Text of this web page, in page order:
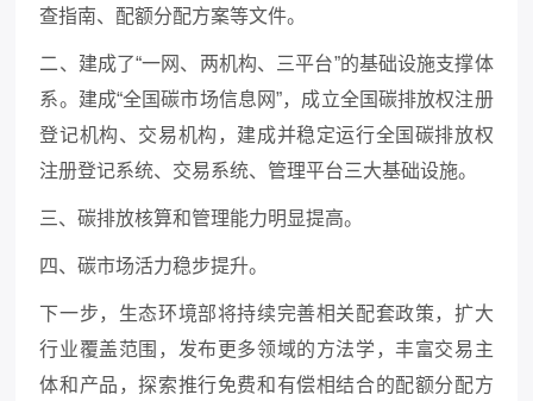
查指南、配额分配方案等文件。
二、建成了“一网、两机构、三平台”的基础设施支撑体
系。建成“全国碳市场信息网”，成立全国碳排放权注册
登记机构、交易机构，建成并稳定运行全国碳排放权
注册登记系统、交易系统、管理平台三大基础设施。
三、碳排放核算和管理能力明显提高。
四、碳市场活力稳步提升。
下一步，生态环境部将持续完善相关配套政策，扩大
行业覆盖范围，发布更多领域的方法学，丰富交易主
体和产品，探索推行免费和有偿相结合的配额分配方